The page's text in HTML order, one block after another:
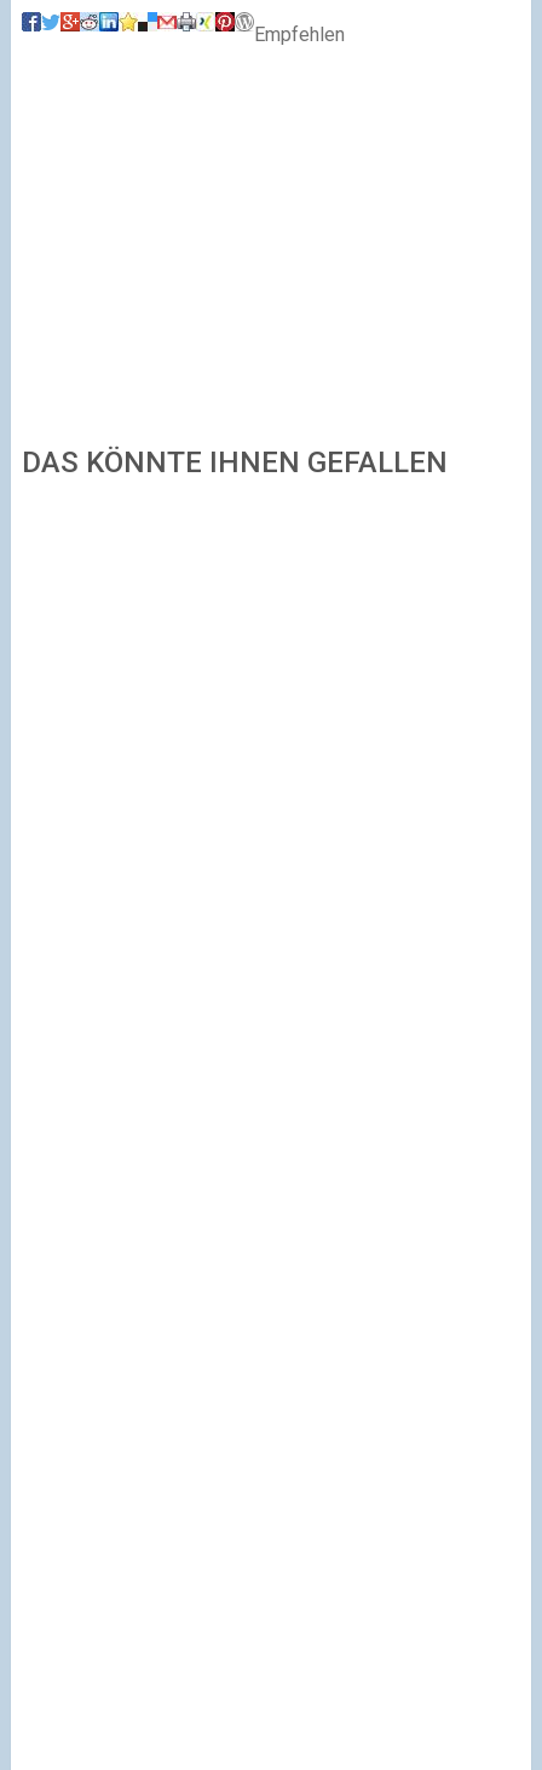
Empfehlen
DAS KÖNNTE IHNEN GEFALLEN